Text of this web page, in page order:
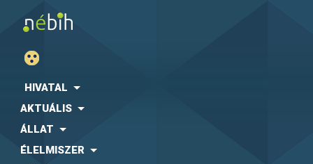
HIVATAL
AKTUÁLIS
ÁLLAT
ÉLELMISZER